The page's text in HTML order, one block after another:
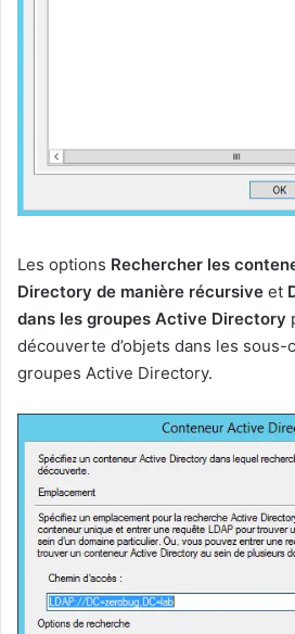
Les options Rechercher les
Directory de manière récursive et
dans les groupes Active Directory
découverte d’objets dans les
groupes Active Directory.